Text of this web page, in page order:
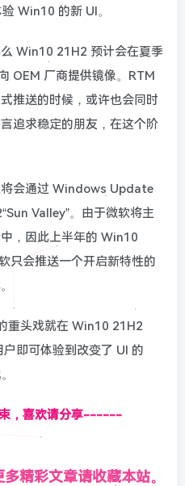
Win10 的新 UI。
Win10 21H2 预计会在夏季
OEM 厂商提供镜像。RTM
推送的时候，或许也会同时
追求稳定的朋友，在这个阶
将会通过 Windows Update
Valley”。由于微软将主
，因此上半年的 Win10
只会推送一个开启新特性的
重头戏就在 Win10 21H2
即可体验到改变了 UI 的
，喜欢请分享------
精彩文章请收藏本站。